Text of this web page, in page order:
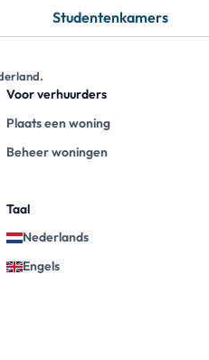
Studentenkamers
Voor verhuurders
Plaats een woning
Beheer woningen
Taal
Nederlands
Engels